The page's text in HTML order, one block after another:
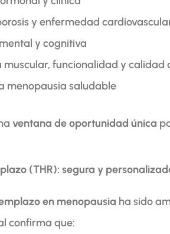
y enfermedad
y cognitiva
muscular, funcionalidad y calidad
menopausia saludable
ventana de oportunidad única
(THR): segura y
en menopausia ha sido
confirma que: